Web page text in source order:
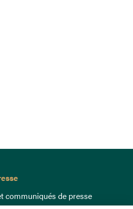
communiqués de presse